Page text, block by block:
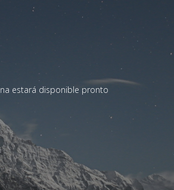
estará disponible pronto